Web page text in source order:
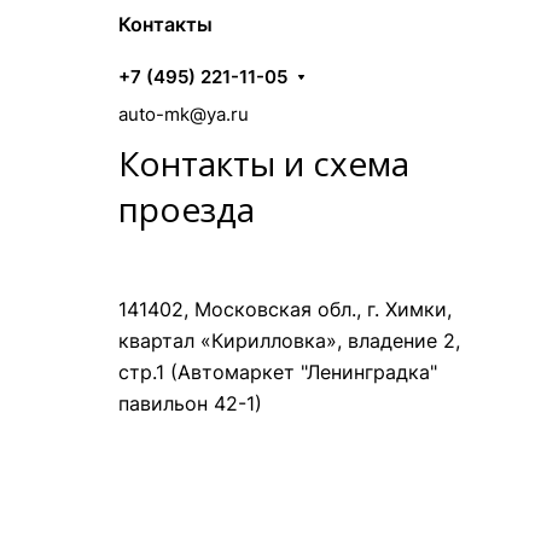
Контакты
+7 (495) 221-11-05
auto-mk@ya.ru
Контакты и схема
проезда
141402, Московская обл., г. Химки,
квартал «Кирилловка», владение 2,
стр.1 (Автомаркет "Ленинградка"
павильон 42-1)